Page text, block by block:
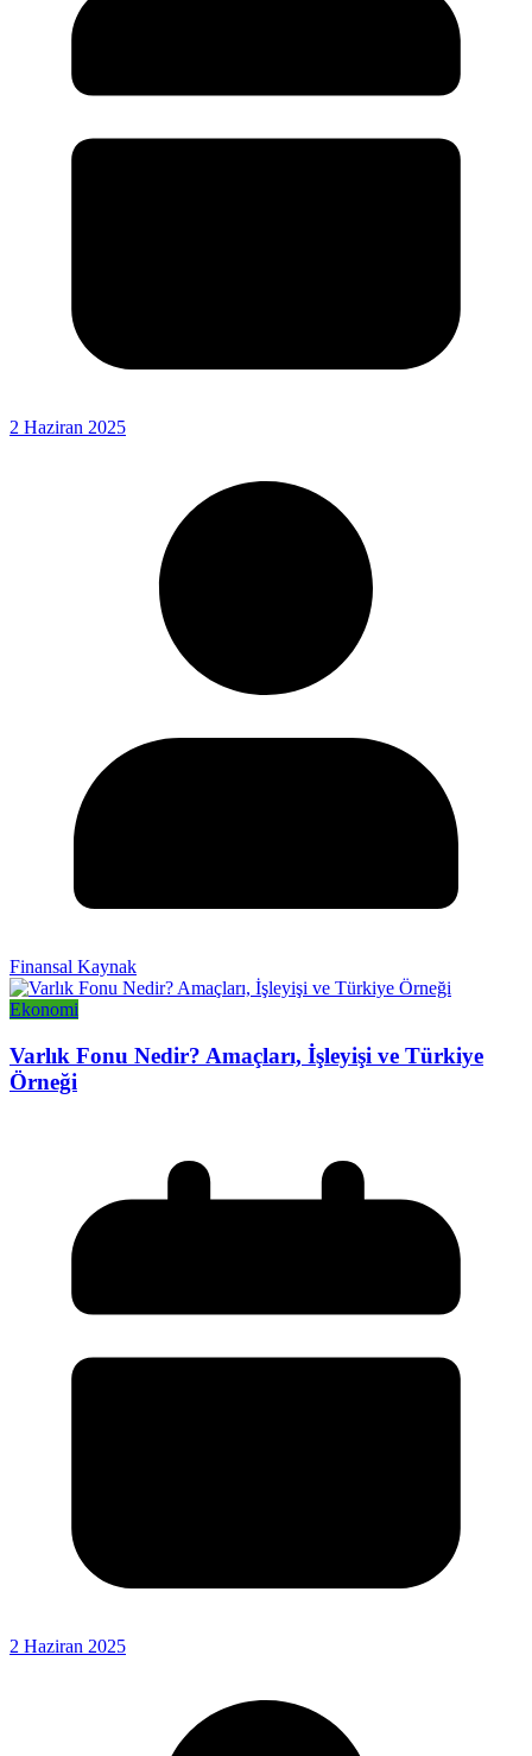
2 Haziran 2025
Finansal Kaynak
Ekonomi
Varlık Fonu Nedir? Amaçları, İşleyişi ve Türkiye
Örneği
2 Haziran 2025